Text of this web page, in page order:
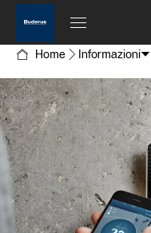
Home Informazioni